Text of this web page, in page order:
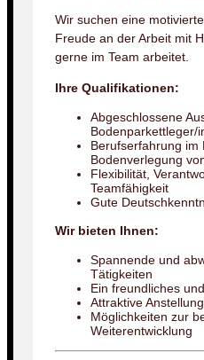
Wir suchen eine
Freude an der Arbeit mit
gerne im Team arbeitet.
Ihre Qualifikationen:
Abgeschlossene
Bodenparkettleger/
Berufserfahrung im
Bodenverlegung
Flexibilität,
Teamfähigkeit
Gute
Wir bieten Ihnen:
Spannende und
Tätigkeiten
Ein freundliches
Attraktive
Möglichkeiten zur
Weiterentwicklung